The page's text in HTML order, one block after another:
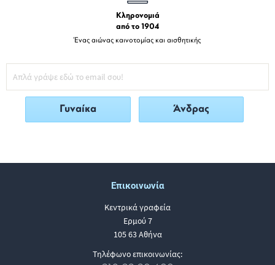
Κληρονομιά
από το 1904
Ένας αιώνας καινοτομίας και αισθητικής
Γυναίκα Άνδρας
Επικοινωνία
Κεντρικά γραφεία
Ερμού 7
105 63 Αθήνα
Τηλέφωνο επικοινωνίας: